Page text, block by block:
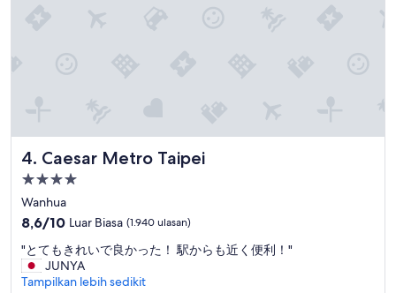
4. Caesar Metro Taipei
Caesar Metro Taipei
Properti
bintang
4.0
Wanhua
8.6
10,
Luar
Biasa,
8,6/10 Luar Biasa (1.940 ulasan)
"
と
て
"とてもきれいで良かった！ 駅からも近く便利！"
JUNYA
Tampilkan lebih sedikit